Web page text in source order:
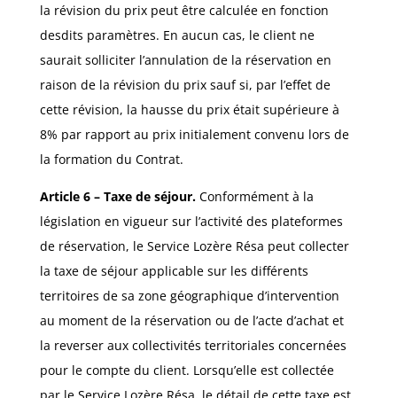
la révision du prix peut être calculée en fonction
desdits paramètres. En aucun cas, le client ne
saurait solliciter l’annulation de la réservation en
raison de la révision du prix sauf si, par l’effet de
cette révision, la hausse du prix était supérieure à
8% par rapport au prix initialement convenu lors de
la formation du Contrat.
Article 6 – Taxe de séjour. Conformément à la
législation en vigueur sur l’activité des plateformes
de réservation, le Service Lozère Résa peut collecter
la taxe de séjour applicable sur les différents
territoires de sa zone géographique d’intervention
au moment de la réservation ou de l’acte d’achat et
la reverser aux collectivités territoriales concernées
pour le compte du client. Lorsqu’elle est collectée
par le Service Lozère Résa, le détail de cette taxe est